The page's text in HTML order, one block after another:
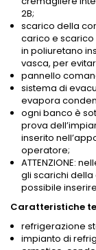
2B;
scarico della
carico e scarico
in poliuretano
vasca, per
pannello
sistema di
evapora
ogni banco è
prova
inserito
operatore;
ATTENZIONE:
gli scarichi
possibile
Caratteristiche
refrigerazione
impianto di